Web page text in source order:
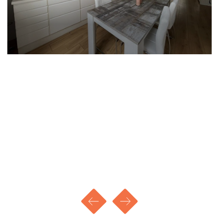
Hier bevinden zich 3 slaapkamers en een
badkamer met inloopdouche, wastafelmeubel
en tweede toilet.
De master bedroom is voorzien van airco; de
airco kan zowel koelen als verwarmen
- Elektrisch zonnescherm aan de aanbouw;